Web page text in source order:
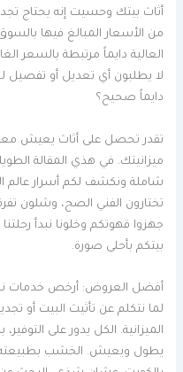
أثاث بيتك وحسيت إنه يحتاج
من الأسعار المبالغ فيها
العالية دايماً مرتبطة بالسعر
لا يطلبون أي تعديل أو
دايماً صحيح؟
تقدر تحصل على أثاث يعيش
ميزانيتك. في هذي المقالة
شاملة ونكشف لكم أسرار عالم
تختارون الفني الصح، وشلون
جهزوا قهوتكم وخلونا نبدأ
بيتكم بأحلى صورة.
أفضل العروض: أرخص خدمات
لما نتكلم عن تأثيث البيت أو
الميزانية. الكل يدور على
يطول ويعيش. الخشب بطبيعته